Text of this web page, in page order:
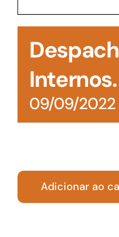
Acesso à Informação
Internos.
09/09/2022
Adicionar ao